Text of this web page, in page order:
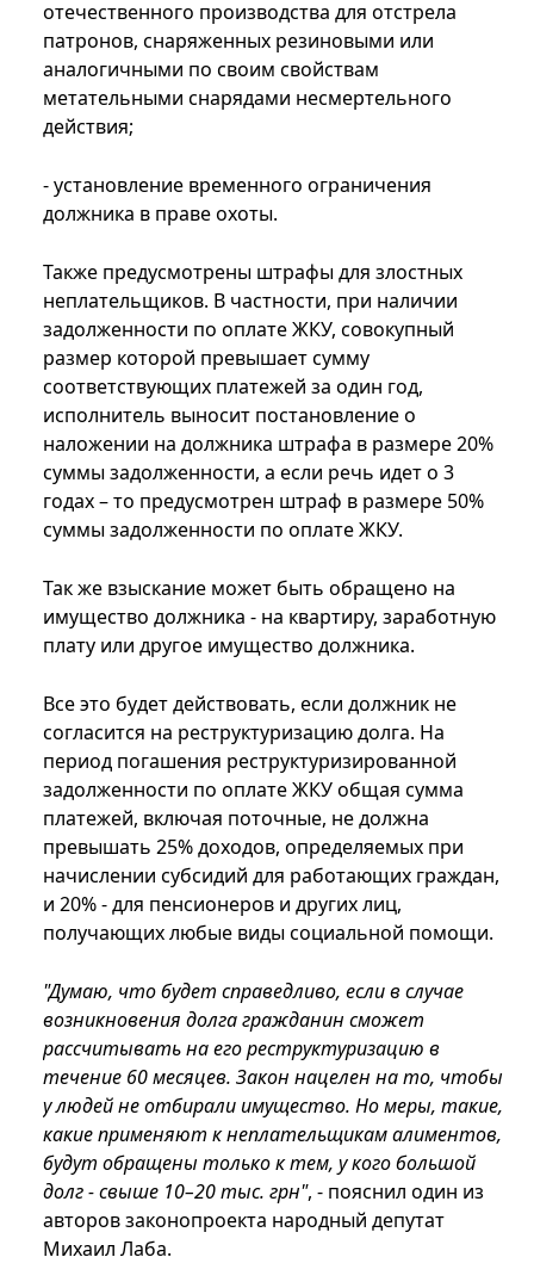
отечественного производства для отстрела
патронов, снаряженных резиновыми или
аналогичными по своим свойствам
метательными снарядами несмертельного
действия;
- установление временного ограничения
должника в праве охоты.
Также предусмотрены штрафы для злостных
неплательщиков. В частности, при наличии
задолженности по оплате ЖКУ, совокупный
размер которой превышает сумму
соответствующих платежей за один год,
исполнитель выносит постановление о
наложении на должника штрафа в размере 20%
суммы задолженности, а если речь идет о 3
годах – то предусмотрен штраф в размере 50%
суммы задолженности по оплате ЖКУ.
Так же взыскание может быть обращено на
имущество должника - на квартиру, заработную
плату или другое имущество должника.
Все это будет действовать, если должник не
согласится на реструктуризацию долга. На
период погашения реструктуризированной
задолженности по оплате ЖКУ общая сумма
платежей, включая поточные, не должна
превышать 25% доходов, определяемых при
начислении субсидий для работающих граждан,
и 20% - для пенсионеров и других лиц,
получающих любые виды социальной помощи.
"Думаю, что будет справедливо, если в случае
возникновения долга гражданин сможет
рассчитывать на его реструктуризацию в
течение 60 месяцев. Закон нацелен на то, чтобы
у людей не отбирали имущество. Но меры, такие,
какие применяют к неплательщикам алиментов,
будут обращены только к тем, у кого большой
долг - свыше 10–20 тыс. грн", - пояснил один из
авторов законопроекта народный депутат
Михаил Лаба.